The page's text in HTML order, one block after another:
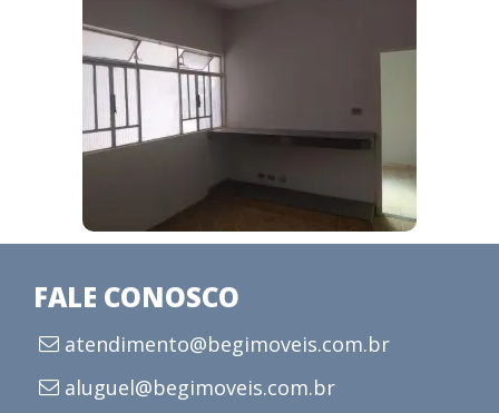
FALE CONOSCO
atendimento@begimoveis.com.br
aluguel@begimoveis.com.br